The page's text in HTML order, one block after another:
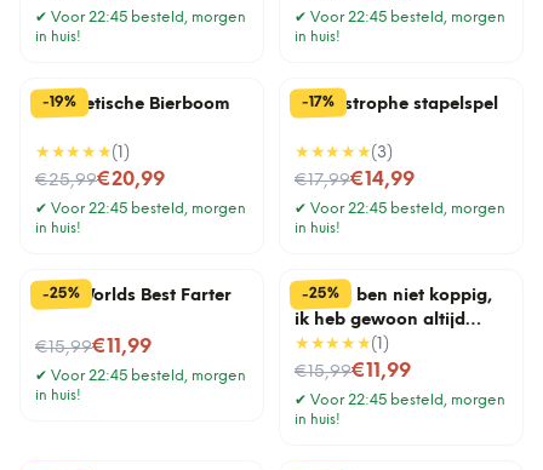
✔ Voor 22:45 besteld, morgen
in huis!
✔ Voor 22:45 besteld, morgen
in huis!
-19%
Magnetische Bierboom
★★★★★( 1 )
€25,99
Nu voor€20,99
✔ Voor 22:45 besteld, morgen
in huis!
-17%
Cat-astrophe stapelspel
★★★★★(3)
€17,99
Nu voor€14,99
✔ Voor 22:45 besteld, morgen
in huis!
-25%
Mok Worlds Best Farter
€15,99
Nu voor€11,99
✔ Voor 22:45 besteld, morgen
in huis!
-25%
Mok Ik ben niet koppig,
ik heb gewoon altijd
gelijk
★★★★★( 1 )
€15,99
Nu voor€11,99
✔ Voor 22:45 besteld, morgen
in huis!